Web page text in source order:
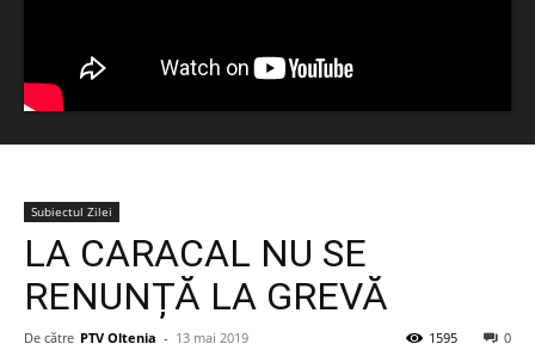
Subiectul Zilei
LA CARACAL NU SE
RENUNȚĂ LA GREVĂ
De către PTV Oltenia - 13 mai 2019 0
1595